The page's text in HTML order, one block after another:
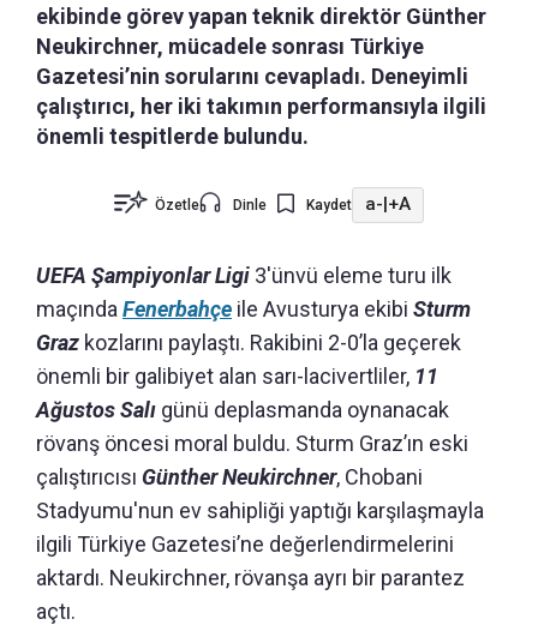
ekibinde görev yapan teknik direktör Günther
Neukirchner, mücadele sonrası Türkiye
Gazetesi’nin sorularını cevapladı. Deneyimli
çalıştırıcı, her iki takımın performansıyla ilgili
önemli tespitlerde bulundu.
Özetle Dinle Kaydet a- +A
UEFA Şampiyonlar Ligi 3'ünvü eleme turu ilk
maçında Fenerbahçe ile Avusturya ekibi Sturm
Graz kozlarını paylaştı. Rakibini 2-0’la geçerek
önemli bir galibiyet alan sarı-lacivertliler, 11
Ağustos Salı günü deplasmanda oynanacak
rövanş öncesi moral buldu. Sturm Graz’ın eski
çalıştırıcısı Günther Neukirchner, Chobani
Stadyumu'nun ev sahipliği yaptığı karşılaşmayla
ilgili Türkiye Gazetesi’ne değerlendirmelerini
aktardı. Neukirchner, rövanşa ayrı bir parantez
açtı.